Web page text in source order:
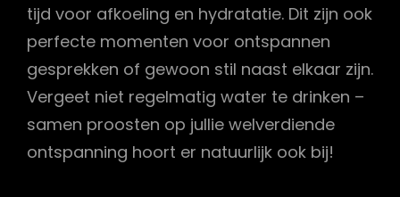
tijd voor afkoeling en hydratatie. Dit zijn ook
perfecte momenten voor ontspannen
gesprekken of gewoon stil naast elkaar zijn.
Vergeet niet regelmatig water te drinken –
samen proosten op jullie welverdiende
ontspanning hoort er natuurlijk ook bij!